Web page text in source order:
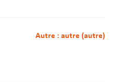
autre : autre (autre)